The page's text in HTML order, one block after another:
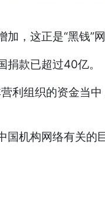
，这正是“黑钱”
款已超过40亿。
利组织的资金当
机构网络有关